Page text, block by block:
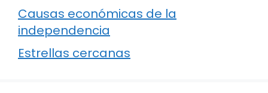
Causas económicas de la
independencia
Estrellas cercanas